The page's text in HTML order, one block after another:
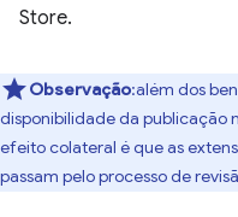
Store.
Observação:além dos
disponibilidade da publicação
efeito colateral é que as
passam pelo processo de